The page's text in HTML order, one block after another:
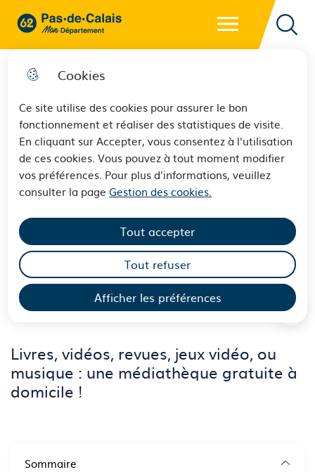
Cookies
Ce site utilise des cookies pour assurer le bon
fonctionnement et réaliser des statistiques de visite.
En cliquant sur Accepter, vous consentez à l'utilisation
de ces cookies. Vous pouvez à tout moment modifier
vos préférences. Pour plus d'informations, veuillez
consulter la pageGestion des cookies.
Afficher les préférences
Tout accepter
Tout refuser
62 - Pas-de-Calais Mon Département - Retour à l'accueil
Profitez des vacances pour
découvrir la médiathèque
numérique du Département du
Pas-de-Calais.
Culture
Livres, vidéos, revues, jeux vidéo, ou
musique : une médiathèque gratuite à
domicile !
Sommaire